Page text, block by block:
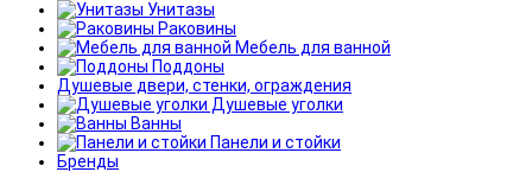
Унитазы
Раковины
Мебель для ванной
Поддоны
Душевые двери, стенки, ограждения
Душевые уголки
Ванны
Панели и стойки
Бренды